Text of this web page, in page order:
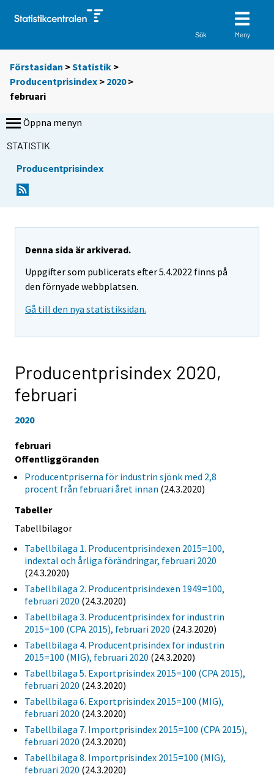
Sök Meny
Förstasidan >Statistik >
Producentprisindex > 2020>
februari
Öppna menyn
STATISTIK
Producentprisindex
Denna sida är arkiverad.
Uppgifter som publicerats efter 5.4.2022 finns på
den förnyade webbplatsen.
Gå till den nya statistiksidan.
Producentprisindex 2020,
februari
2020
februari
Offentliggöranden
Producentpriserna för industrin sjönk med 2,8
procent från februari året innan (24.3.2020)
Tabeller
Tabellbilagor
Tabellbilaga 1. Producentprisindexen 2015=100,
indextal och årliga förändringar, februari 2020
(24.3.2020)
Tabellbilaga 2. Producentprisindexen 1949=100,
februari 2020 (24.3.2020)
Tabellbilaga 3. Producentprisindex för industrin
2015=100 (CPA 2015), februari 2020 (24.3.2020)
Tabellbilaga 4. Producentprisindex för industrin
2015=100 (MIG), februari 2020 (24.3.2020)
Tabellbilaga 5. Exportprisindex 2015=100 (CPA 2015),
februari 2020 (24.3.2020)
Tabellbilaga 6. Exportprisindex 2015=100 (MIG),
februari 2020 (24.3.2020)
Tabellbilaga 7. Importprisindex 2015=100 (CPA 2015),
februari 2020 (24.3.2020)
Tabellbilaga 8. Importprisindex 2015=100 (MIG),
februari 2020 (24.3.2020)